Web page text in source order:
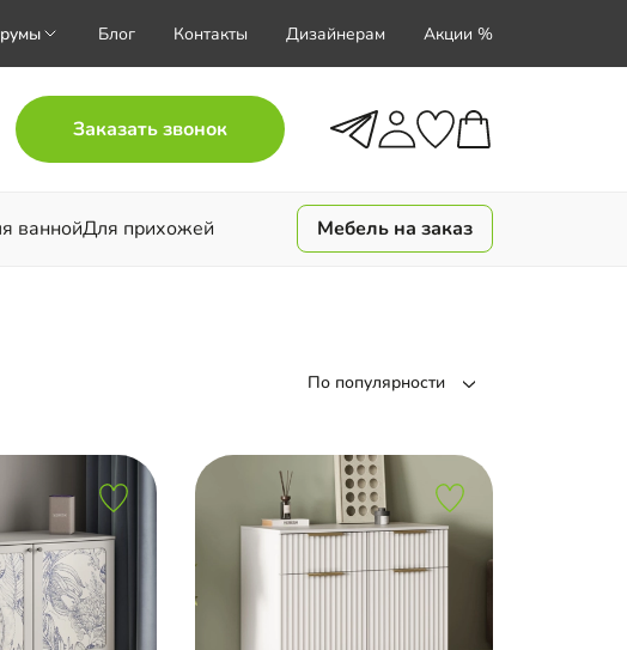
Блог Контакты Дизайнерам Акции %
Заказать звонок
ваннойДля прихожей Мебель на заказ
По популярности